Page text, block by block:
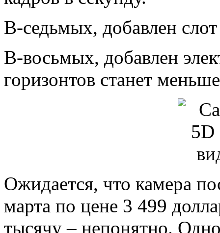
В-седьмых, добавлен
В-восьмых, добавлен
горизонтов станет
Ожидается, что камера
марта по цене 3 499
тысячу – непонятно.